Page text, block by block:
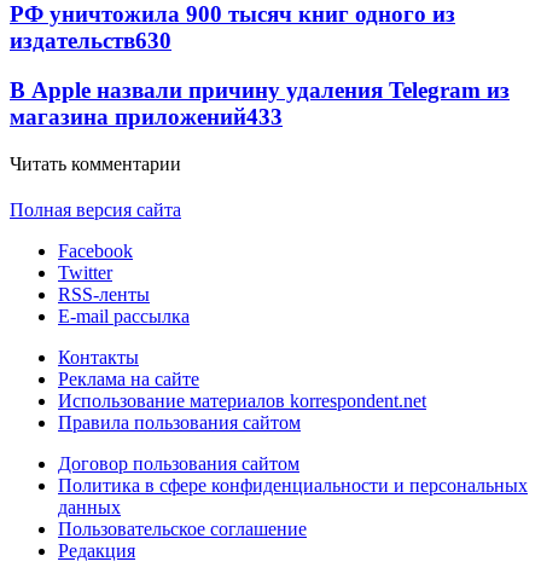
РФ уничтожила 900 тысяч книг одного из
издательств630
В Apple назвали причину удаления Telegram из
магазина приложений433
Читать комментарии
Полная версия сайта
Facebook
Twitter
RSS-ленты
E-mail рассылка
Контакты
Реклама на сайте
Использование материалов korrespondent.net
Правила пользования сайтом
Договор пользования сайтом
Политика в сфере конфиденциальности и персональных
данных
Пользовательское соглашение
Редакция